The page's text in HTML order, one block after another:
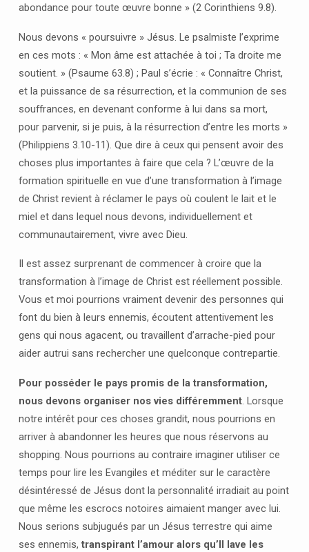
abondance pour toute œuvre bonne » (2 Corinthiens 9.8).
Nous devons « poursuivre » Jésus. Le psalmiste l’exprime
en ces mots : « Mon âme est attachée à toi ; Ta droite me
soutient. » (Psaume 63.8) ; Paul s’écrie : « Connaître Christ,
et la puissance de sa résurrection, et la communion de ses
souffrances, en devenant conforme à lui dans sa mort,
pour parvenir, si je puis, à la résurrection d’entre les morts »
(Philippiens 3.10-11). Que dire à ceux qui pensent avoir des
choses plus importantes à faire que cela ? L’œuvre de la
formation spirituelle en vue d’une transformation à l’image
de Christ revient à réclamer le pays où coulent le lait et le
miel et dans lequel nous devons, individuellement et
communautairement, vivre avec Dieu.
Il est assez surprenant de commencer à croire que la
transformation à l’image de Christ est réellement possible.
Vous et moi pourrions vraiment devenir des personnes qui
font du bien à leurs ennemis, écoutent attentivement les
gens qui nous agacent, ou travaillent d’arrache-pied pour
aider autrui sans rechercher une quelconque contrepartie.
Pour posséder le pays promis de la transformation,
nous devons organiser nos vies différemment. Lorsque
notre intérêt pour ces choses grandit, nous pourrions en
arriver à abandonner les heures que nous réservons au
shopping. Nous pourrions au contraire imaginer utiliser ce
temps pour lire les Evangiles et méditer sur le caractère
désintéressé de Jésus dont la personnalité irradiait au point
que même les escrocs notoires aimaient manger avec lui.
Nous serions subjugués par un Jésus terrestre qui aime
ses ennemis, transpirant l’amour alors qu’Il lave les